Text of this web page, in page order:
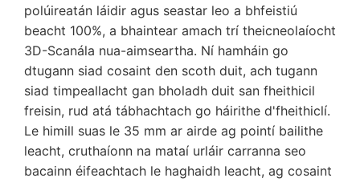
polúireatán láidir agus seastar leo a bhfeistiú
beacht 100%, a bhaintear amach trí theicneolaíocht
3D-Scanála nua-aimseartha. Ní hamháin go
dtugann siad cosaint den scoth duit, ach tugann
siad timpeallacht gan bholadh duit san fheithicil
freisin, rud atá tábhachtach go háirithe d'fheithiclí.
Le himill suas le 35 mm ar airde ag pointí bailithe
leacht, cruthaíonn na mataí urláir carranna seo
bacainn éifeachtach le haghaidh leacht, ag cosaint